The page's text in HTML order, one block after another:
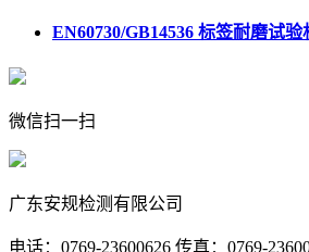
EN60730/GB14536 标签耐磨试验
微信扫一扫
广东安规检测有限公司
电话：0769-23600626 传真：0769-